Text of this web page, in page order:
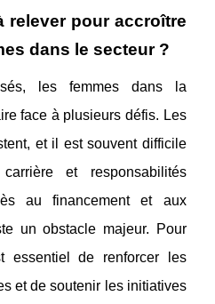
relever pour accroître
dans le secteur ?
les femmes dans la
face à plusieurs défis. Les
et il est souvent difficile
et responsabilités
au financement et aux
un obstacle majeur. Pour
essentiel de renforcer les
et de soutenir les initiatives